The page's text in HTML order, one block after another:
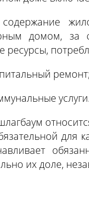
домом,
ресурсы,
ремонт;
услуги.
для
их доле,